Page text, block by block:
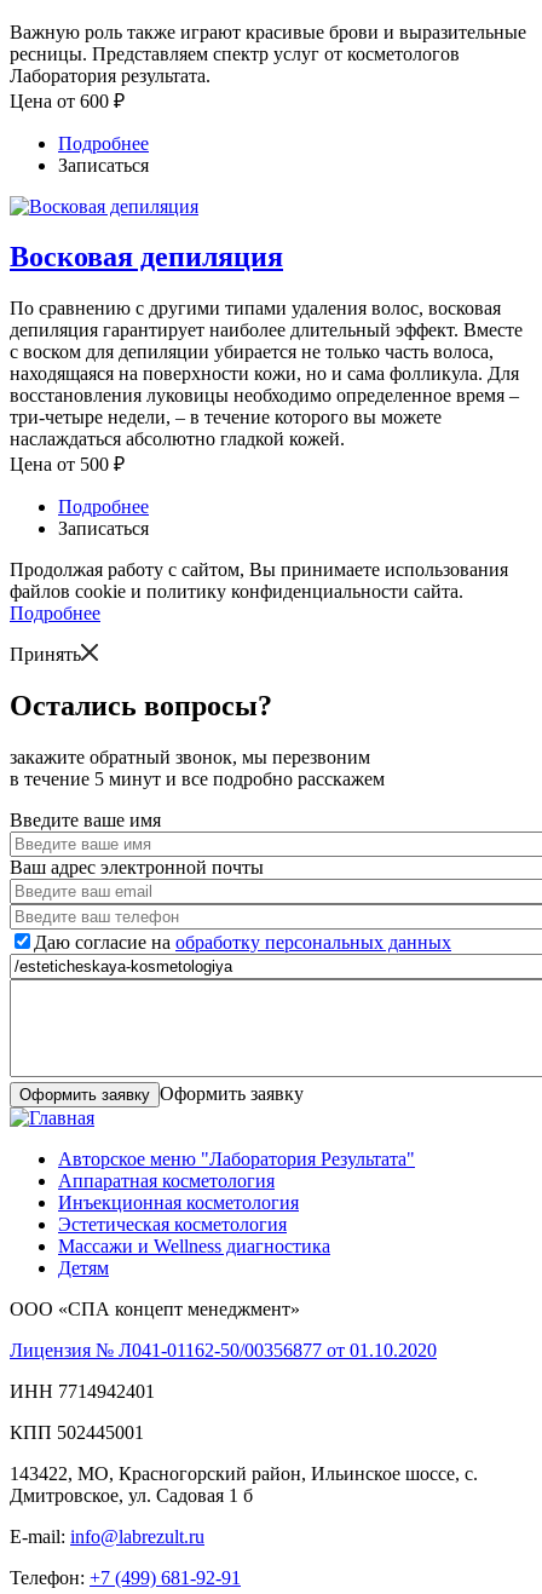
Важную роль также играют красивые брови и выразительные
ресницы. Представляем спектр услуг от косметологов
Лаборатория результата.
Цена от 600 ₽
Подробнее
Записаться
Восковая депиляция
По сравнению с другими типами удаления волос, восковая
депиляция гарантирует наиболее длительный эффект. Вместе
с воском для депиляции убирается не только часть волоса,
находящаяся на поверхности кожи, но и сама фолликула. Для
восстановления луковицы необходимо определенное время –
три-четыре недели, – в течение которого вы можете
наслаждаться абсолютно гладкой кожей.
Цена от 500 ₽
Подробнее
Записаться
Продолжая работу с сайтом, Вы принимаете использования
файлов cookie и политику конфиденциальности сайта.
Подробнее
Принять
Остались вопросы?
закажите обратный звонок, мы перезвоним
в течение 5 минут и все подробно расскажем
Введите ваше имя
Ваш адрес электронной почты
Даю согласие на обработку персональных данных
Оформить заявку
Авторское меню "Лаборатория Результата"
Аппаратная косметология
Инъекционная косметология
Эстетическая косметология
Массажи и Wellness диагностика
Детям
ООО «СПА концепт менеджмент»
Лицензия № Л041-01162-50/00356877 от 01.10.2020
ИНН 7714942401
КПП 502445001
143422, МО, Красногорский район, Ильинское шоссе, с.
Дмитровское, ул. Садовая 1 б
E-mail: info@labrezult.ru
Телефон: +7 (499) 681-92-91